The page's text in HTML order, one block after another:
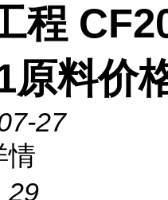
程
原料价
27
情
29